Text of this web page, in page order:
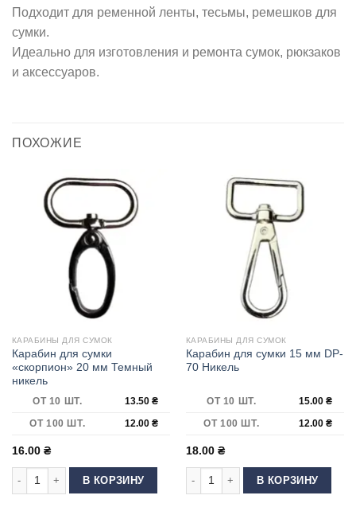
Подходит для ременной ленты, тесьмы, ремешков для
сумки.
Идеально для изготовления и ремонта сумок, рюкзаков
и аксессуаров.
ПОХОЖИЕ
КАРАБИНЫ ДЛЯ СУМОК
Карабин для сумки
«скорпион» 20 мм Темный
никель
ОТ 10 ШТ. 13.50 ₴
ОТ 100 ШТ.
12.00 ₴
16.00 ₴
Количество товара Карабин для сумки "скорпион" 20 мм Темный никель
В КОРЗИНУ
КАРАБИНЫ ДЛЯ СУМОК
Карабин для сумки 15 мм DP-
70 Никель
ОТ 10 ШТ. 15.00 ₴
ОТ 100 ШТ.
12.00 ₴
18.00 ₴
Количество товара Карабин для
В КОРЗИНУ